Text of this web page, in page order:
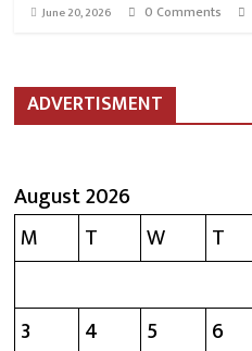
June 20, 2026 0 Comments
ADVERTISMENT
August 2026
M
T W T
3
4 5 6